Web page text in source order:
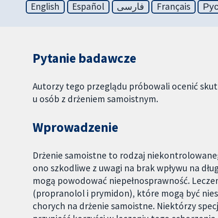
English Español فارسی Français
Pytanie badawcze
Autorzy tego przeglądu próbowali ocenić
u osób z drżeniem samoistnym.
Wprowadzenie
Drżenie samoistne to rodzaj
ono szkodliwe z uwagi na brak wpływu na
mogą powodować niepełnosprawność.
(propranolol i prymidon), które mogą być
chorych na drżenie samoistne. Niektórzy